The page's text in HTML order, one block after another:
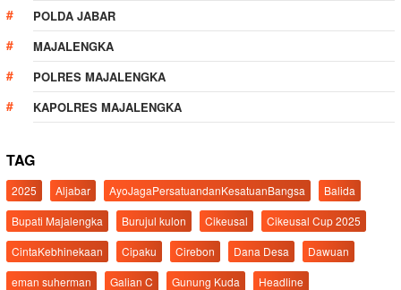
POLDA JABAR
MAJALENGKA
POLRES MAJALENGKA
KAPOLRES MAJALENGKA
TAG
2025 Aljabar AyoJagaPersatuandanKesatuanBangsa
Balida
Bupati Majalengka
Burujul kulon Cikeusal
Cikeusal Cup 2025
CintaKebhinekaan
Cipaku Cirebon Dana Desa
Dawuan
eman suherman
Galian C Gunung Kuda Headline